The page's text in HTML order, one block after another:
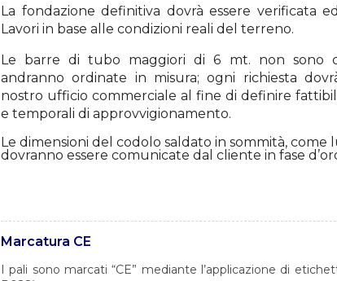
La fondazione definitiva dovrà essere verificata
Lavori in base alle condizioni reali del terreno.
Le barre di tubo maggiori di 6 mt. non sono
andranno ordinate in misura; ogni richiesta
nostro ufficio commerciale al fine di definire
e temporali di approvvigionamento.
Le dimensioni del codolo saldato in sommità, come
dovranno essere comunicate dal cliente in fase
Marcatura CE
I pali sono marcati “CE” mediante l’applicazione di